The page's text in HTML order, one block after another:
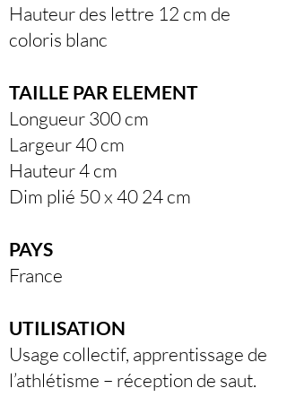
Hauteur des lettre 12 cm de
coloris blanc
TAILLE PAR ELEMENT
Longueur 300 cm
Largeur 40 cm
Hauteur 4 cm
Dim plié 50 x 40 24 cm
PAYS
France
UTILISATION
Usage collectif, apprentissage de
l’athlétisme – réception de saut.